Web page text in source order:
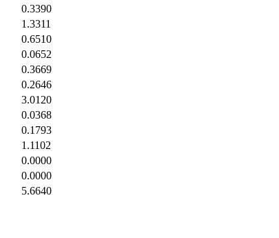
0.3390
1.3311
0.6510
0.0652
0.3669
0.2646
3.0120
0.0368
0.1793
1.1102
0.0000
0.0000
5.6640